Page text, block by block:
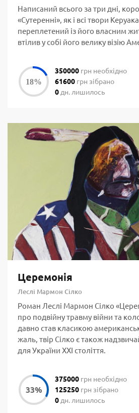
Написаний всього за три дні,
«Сутеренні», як і всі твори
переплетений із його власним
втілив у собі його велику візію
350000 грн необхідно
61600 грн зібрано
0 дн. лишилось
Церемонія
Леслі Мармон Сілко
Роман Леслі Мармон Сілко
про подвійну травму війни та
давно став класикою
жаль, твір Сілко є також
для України ХХІ століття.
375000 грн необхідно
125250 грн зібрано
0 дн. лишилось